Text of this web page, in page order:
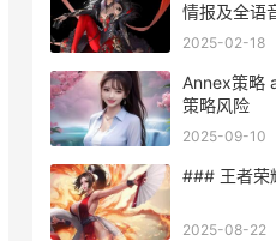
情报及全语
光 崩坏星穹
2025-02-18
Annex策略
策略风险
2025-09-10
### 王者荣
2025-08-22